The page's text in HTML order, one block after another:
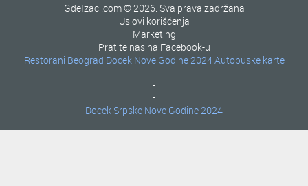
GdeIzaci.com © 2026. Sva prava zadržana
Uslovi korišćenja
Marketing
Pratite nas na Facebook-u
Restorani Beograd
-
Docek Nove Godine 2024
-
Autobuske karte
-
Docek Srpske Nove Godine 2024